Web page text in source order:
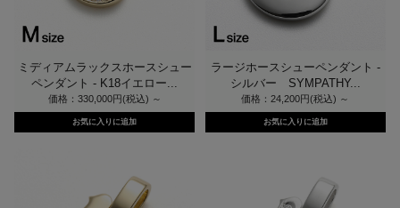
ミディアムラックスホースシュー
ペンダント - K18イエロー...
価格：330,000円(税込) ～
ラージホースシューペンダント -
シルバー SYMPATHY...
価格：24,200円(税込) ～